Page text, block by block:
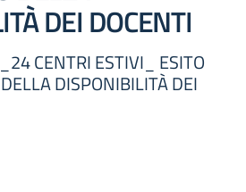
DEI DOCENTI
CENTRI ESTIVI_ ESITO
DISPONIBILITÀ DEI